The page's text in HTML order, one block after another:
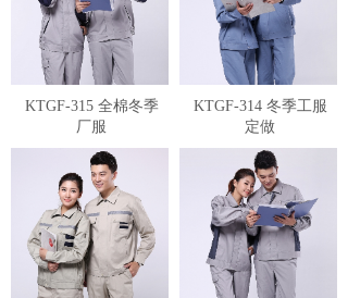
KTGF-315 全棉冬季
厂服
KTGF-314 冬季工服
定做